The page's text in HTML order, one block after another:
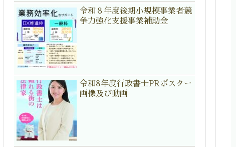
令和８年度後期小規模事業者競
争力強化支援事業補助金
令和8年度行政書士PRポスター
画像及び動画